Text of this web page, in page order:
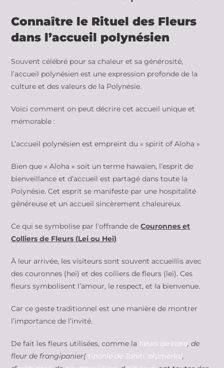
Connaître le Rituel des Fleurs
dans l’accueil polynésien
Souvent célébré pour sa chaleur et sa générosité,
l’accueil polynésien est une expression profonde de la
culture et des valeurs de la Polynésie.
Voici comment on peut décrire cet accueil unique et
mémorable :
L’accueil polynésien est empreint du « spirit of Aloha »
Bien que « Aloha » soit un terme hawaïen, l’esprit de
bienveillance et d’accueil est partagé dans toute la
Polynésie. Cet esprit se manifeste par une hospitalité
généreuse et un accueil sincèrement chaleureux.
Ce qui se symbolise par l’offrande deCouronnes et
Colliers de Fleurs (Lei ou Hei)
À leur arrivée, les visiteurs sont souvent accueillis avec
des couronnes (hei) et des colliers de fleurs (lei). Ces
fleurs symbolisent l’amour, le respect, et la bienvenue.
Car ce geste traditionnel est une manière de montrer
l’importance de l’invité.
De fait les fleurs utilisées, comme la fleurs de tiare, de
fleur de frangipanier( tipanie de Tahiti, plumeria),